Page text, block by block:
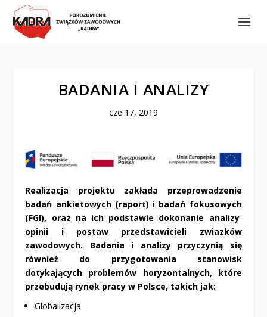
BADANIA I ANALIZY
cze 17, 2019
Realizacja projektu zakłada przeprowadzenie
badań ankietowych (raport) i badań fokusowych
(FGI), oraz na ich podstawie dokonanie analizy
opinii i postaw przedstawicieli zwiazków
zawodowych. Badania i analizy przyczynią się
również do przygotowania stanowisk
dotykających problemów horyzontalnych, które
przebudują rynek pracy w Polsce, takich jak:
Globalizacja